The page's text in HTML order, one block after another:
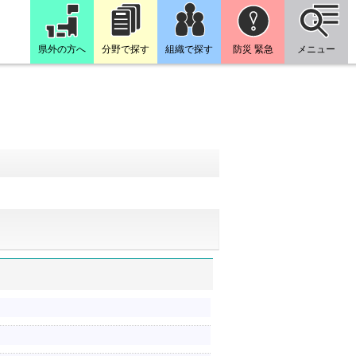
県外の方へ 分野で探す 組織で探す 防災 緊急 メニュー